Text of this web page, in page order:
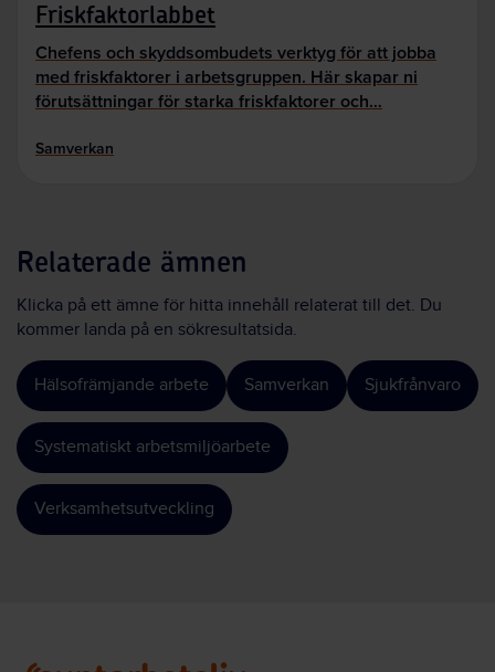
Friskfaktorlabbet
Chefens och skyddsombudets verktyg för att jobba
med friskfaktorer i arbetsgruppen. Här skapar ni
förutsättningar för starka friskfaktorer och…
Samverkan
Relaterade ämnen
Klicka på ett ämne för hitta innehåll relaterat till det. Du
kommer landa på en sökresultatsida.
Hälsofrämjande arbete Samverkan Sjukfrånvaro
Systematiskt arbetsmiljöarbete
Verksamhetsutveckling